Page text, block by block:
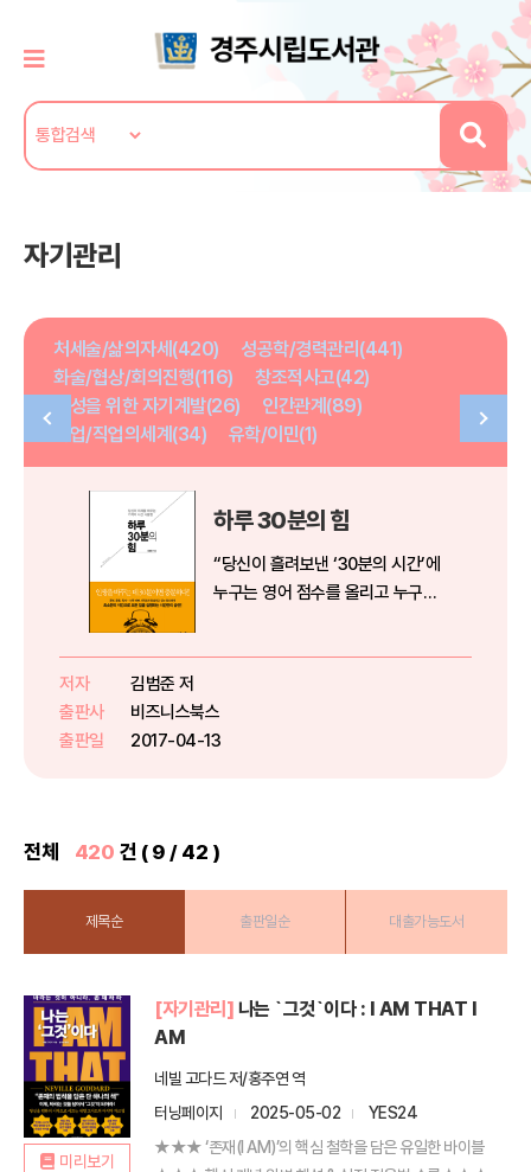
자기관리
처세술/삶의자세(420)
성공학/경력관리(441)
화술/협상/회의진행(116)
창조적사고(42)
여성을 위한 자기계발(26)
인간관계(89)
취업/직업의세계(34)
유학/이민(1)
하루 30분의 힘
“당신이 흘려보낸 ‘30분의 시간’에
누구는 영어 점수를 올리고 누구는
잡아라! 많은 사람들이 성과를 내고
싶어서, 미래를 준비하기 ...
저자
김범준 저
출판사
비즈니스북스
출판일
2017-04-13
전체 420 건 ( 9 / 42 )
제목순 출판일순 대출가능도서
미리보기
[자기관리] 나는 `그것`이다 : I AM THAT I
AM
네빌 고다드 저/홍주연 역
터닝페이지
2025-05-02
YES24
★★★ ‘존재(I AM)’의 핵심 철학을 담은 유일한 바이블